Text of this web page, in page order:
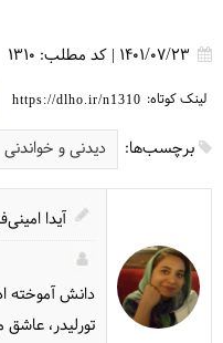
1401/07/23
| کد مطلب: 1310
لینک کوتاه: https://dlho.ir/n1310
برچسب‌ها: دیدنی و خواندنی
آیدا
دانش آموخته
تورلیدر،